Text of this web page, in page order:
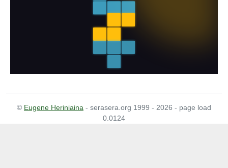
© Eugene Heriniaina - serasera.org 1999 - 2026 - page load
0.0124